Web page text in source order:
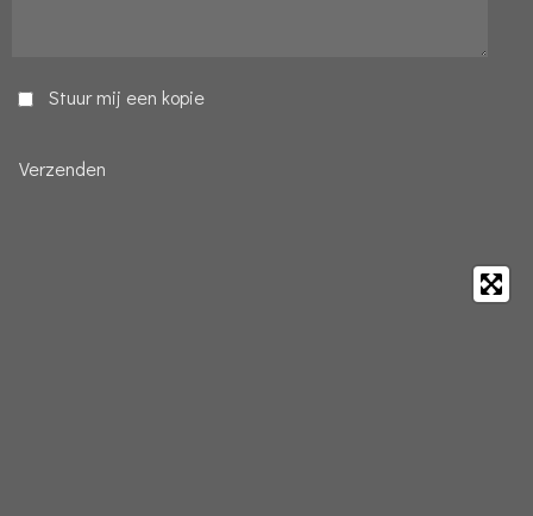
Stuur mij een kopie
Verzenden